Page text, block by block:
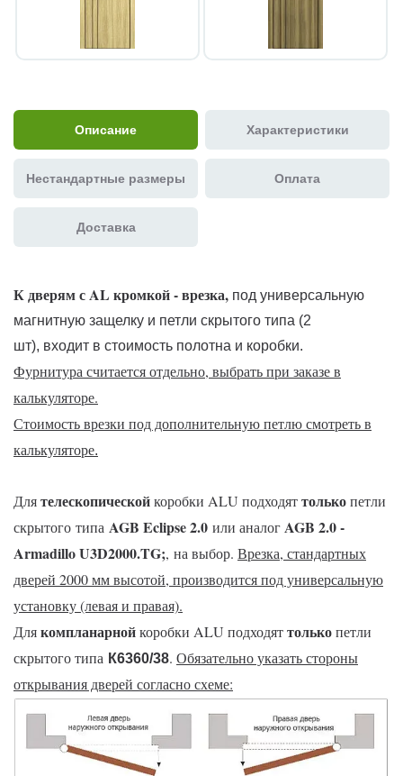
Описание Характеристики
Нестандартные размеры Оплата
Доставка
К дверям с AL кромкой - врезка, под универсальную
магнитную защелку и петли скрытого типа (2
шт), входит в стоимость полотна и коробки.
Фурнитура считается отдельно, выбрать при заказе в
калькуляторе.
Стоимость врезки под дополнительную петлю смотреть в
калькуляторе.
Длятелескопическойкоробки ALU подходяттолькопетли
скрытого типа AGB Eclipse 2.0 или аналогAGB 2.0 -
Armadillo U3D2000.TG;, на выбор. Врезка, стандартных
дверей 2000 мм высотой, производится под универсальную
установку (левая и правая).
Длякомпланарнойкоробки ALU подходяттолькопетли
скрытого типа К6360/38. Обязательно указать стороны
открывания дверей согласно схеме: